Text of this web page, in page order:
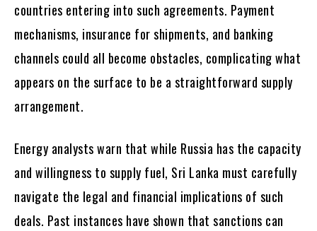
countries entering into such agreements. Payment
mechanisms, insurance for shipments, and banking
channels could all become obstacles, complicating what
appears on the surface to be a straightforward supply
arrangement.
Energy analysts warn that while Russia has the capacity
and willingness to supply fuel, Sri Lanka must carefully
navigate the legal and financial implications of such
deals. Past instances have shown that sanctions can